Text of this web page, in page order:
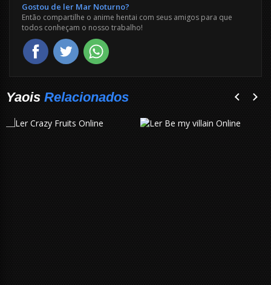
Gostou de ler Mar Noturno?
Então compartilhe o anime hentai com seus amigos para que
todos conheçam o nosso trabalho!
Yaois Relacionados